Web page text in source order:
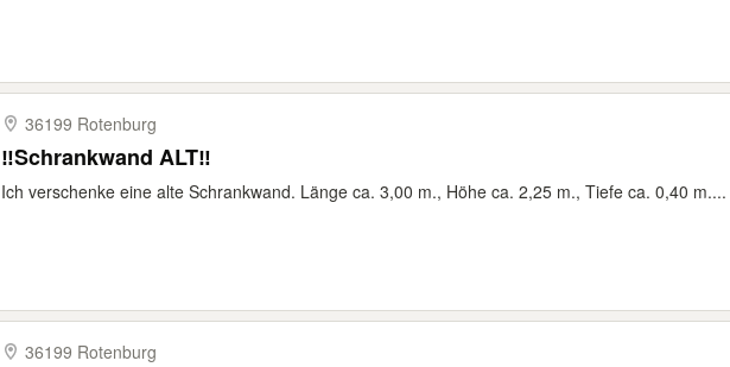
36199 Rotenburg
‼️Schrankwand ALT‼️
Ich verschenke eine alte Schrankwand. Länge ca. 3,00 m., Höhe ca. 2,25 m., Tiefe ca. 0,40 m....
36199 Rotenburg